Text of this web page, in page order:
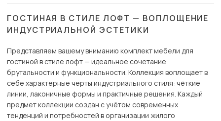
ГОСТИНАЯ В СТИЛЕ ЛОФТ — ВОПЛОЩЕНИЕ
ИНДУСТРИАЛЬНОЙ ЭСТЕТИКИ
Представляем вашему вниманию комплект мебели для
гостиной в стиле лофт — идеальное сочетание
брутальности и функциональности. Коллекция воплощает в
себе характерные черты индустриального стиля: чёткие
линии, лаконичные формы и практичные решения. Каждый
предмет коллекции создан с учётом современных
тенденций и потребностей в организации жилого